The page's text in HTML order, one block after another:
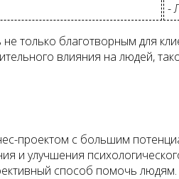
-
только благотворным для
влияния на людей,
проектом с большим
и улучшения
способ помочь людям.